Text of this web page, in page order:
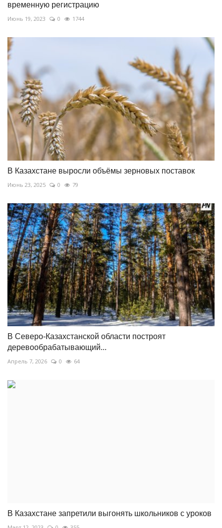
временную регистрацию
Июнь 19, 2023 0 1744
В Казахстане выросли объёмы зерновых поставок
Июнь 23, 2025 0 79
В Северо-Казахстанской области построят
деревообрабатывающий...
Апрель 7, 2026 0 64
В Казахстане запретили выгонять школьников с уроков